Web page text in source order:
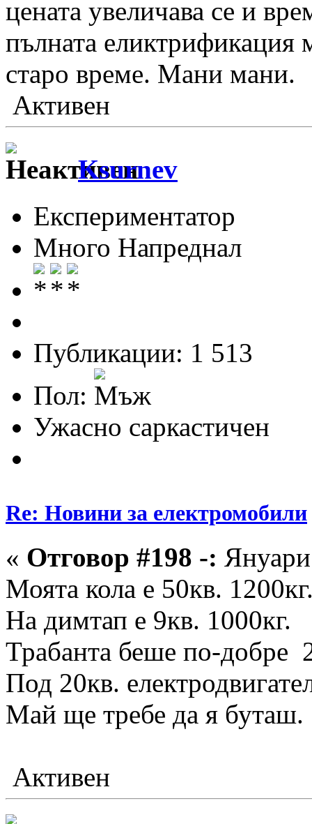
цената увеличава се и
пълната еликтрификация
старо време. Мани мани.
Активен
Ksurnev
Експериментатор
Много Напреднал
Публикации: 1 513
Пол:
Ужасно саркастичен
Re: Новини за електромобили
« Отговор #198 -:
Моята кола е 50кв.
На димтап е 9кв. 1000кг.
Трабанта беше по-добре
Под 20кв.
Май ще требе да я буташ.
Активен